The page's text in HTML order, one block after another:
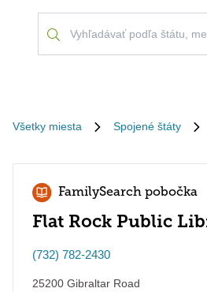
Všetky miesta Spojené štáty
FamilySearch pobočka
Flat Rock Public
(732) 782-2430
25200 Gibraltar Road